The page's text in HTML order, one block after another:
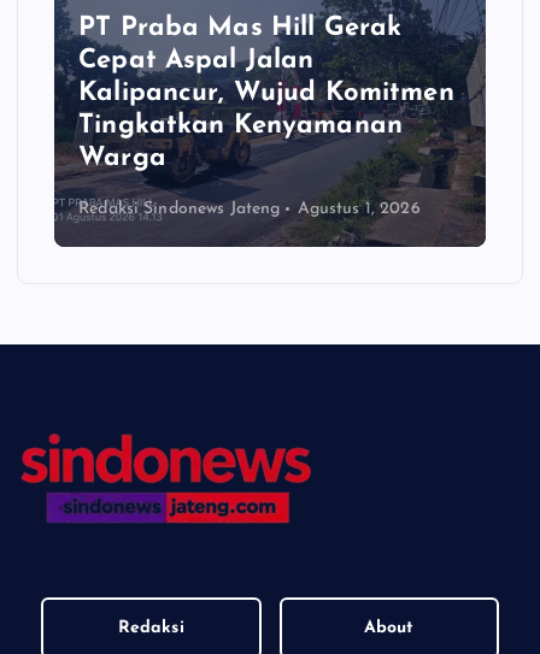
PT Praba Mas Hill Gerak
Cepat Aspal Jalan
Kalipancur, Wujud Komitmen
Tingkatkan Kenyamanan
Warga
Redaksi Sindonews Jateng Agustus 1, 2026
Redaksi About